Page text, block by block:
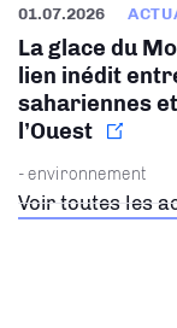
Voir toutes les
01.07.2026
La glace du
lien inédit
sahariennes
l’Ouest
- environnement